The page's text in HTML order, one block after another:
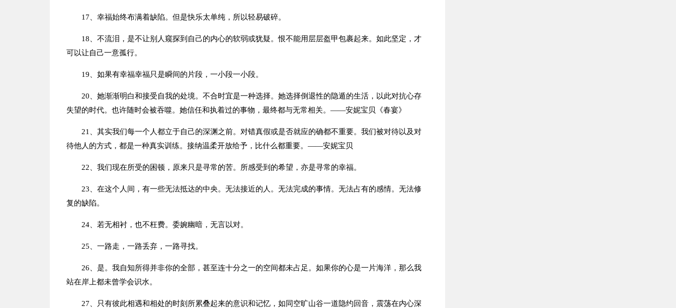
17、幸福始终布满着缺陷。但是快乐太单纯，所以轻易破碎。
18、不流泪，是不让别人窥探到自己的内心的软弱或犹疑。恨不能用层层盔甲包裹起来。如此坚定，才
可以让自己一意孤行。
19、如果有幸福幸福只是瞬间的片段，一小段一小段。
20、她渐渐明白和接受自我的处境。不合时宜是一种选择。她选择倒退性的隐遁的生活，以此对抗心存
失望的时代。也许随时会被吞噬。她信任和执着过的事物，最终都与无常相关。——安妮宝贝《春宴》
21、其实我们每一个人都立于自己的深渊之前。对错真假或是否就应的确都不重要。我们被对待以及对
待他人的方式，都是一种真实训练。接纳温柔开放给予，比什么都重要。——安妮宝贝
22、我们现在所受的困顿，原来只是寻常的苦。所感受到的希望，亦是寻常的幸福。
23、在这个人间，有一些无法抵达的中央。无法接近的人。无法完成的事情。无法占有的感情。无法修
复的缺陷。
24、若无相衬，也不枉费。委婉幽暗，无言以对。
25、一路走，一路丢弃，一路寻找。
26、是。我自知所得并非你的全部，甚至连十分之一的空间都未占足。如果你的心是一片海洋，那么我
站在岸上都未曾学会识水。
27、只有彼此相遇和相处的时刻所累叠起来的意识和记忆，如同空旷山谷一道隐约回音，震荡在内心深